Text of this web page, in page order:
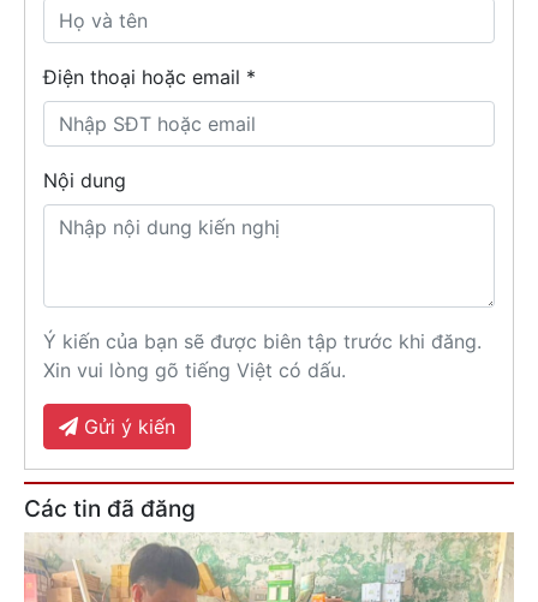
Điện thoại hoặc email *
Nội dung
Ý kiến của bạn sẽ được biên tập trước khi đăng.
Xin vui lòng gõ tiếng Việt có dấu.
Gửi ý kiến
Các tin đã đăng